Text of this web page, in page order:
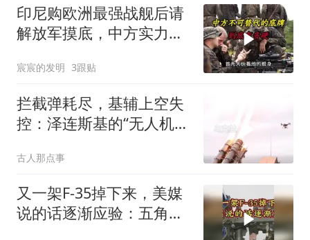
印尼购欧洲最强战舰后请
解放军摸底，中方实力几
宸宸的发明 3跟贴
拦截弹耗尽，基辅上空失
控：泽连斯基的“无人机神
古人那点事
又一架F-35掉下来，美媒
说的话逐渐应验：五角大